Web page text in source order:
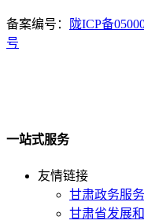
备案编号： 陇ICP备
号
一站式服务
友情链接
甘肃政务服
甘肃省发展